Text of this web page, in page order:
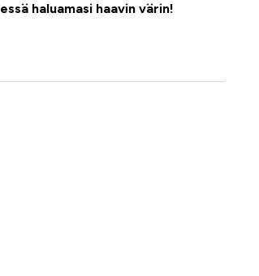
haluamasi haavin värin!